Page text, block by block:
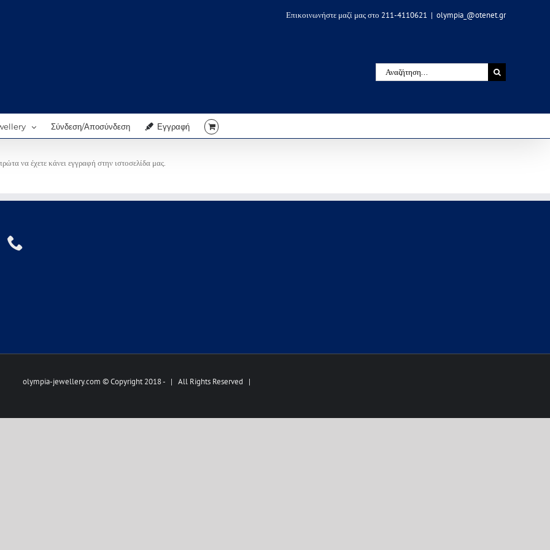
Επικοινωνήστε μαζί μας στο 211-4110621 | olympia_@otenet.gr
Αναζήτηση
για:
Σύνδεση/Αποσύνδεση Εγγραφή
να έχετε κάνει εγγραφή στην ιστοσελίδα μας.
olympia-jewellery.com © Copyright 2018 - | All Rights Reserved |